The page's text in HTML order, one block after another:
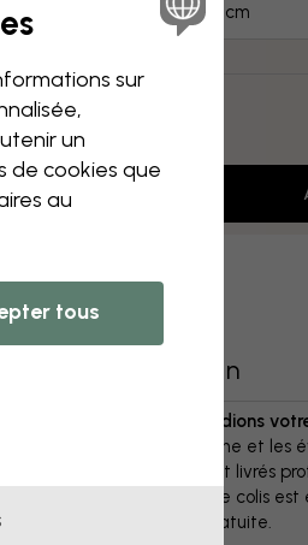
50x50 cm
Livraison
Nous expédions
Votre affiche et les
emballés et livrés
résistant. Le colis
livraison gratuite.
sur
un
de cookies que
au
tous